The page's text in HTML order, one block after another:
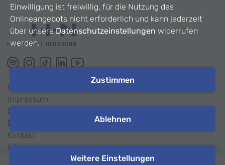
©
Impressum
Datenschutz
Barrierefreiheit
Kontakt
Intranet
Einwilligung ist freiwillig, für die Nutzung des
Onlineangebots nicht erforderlich und kann jederzeit
über unsereDatenschutzeinstellungen widerrufen
werden.
Zustimmen
Ablehnen
Weitere Einstellungen